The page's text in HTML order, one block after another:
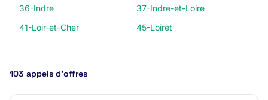
36-Indre
37-Indre-et-Loire
41-Loir-et-Cher
45-Loiret
103 appels d’offres